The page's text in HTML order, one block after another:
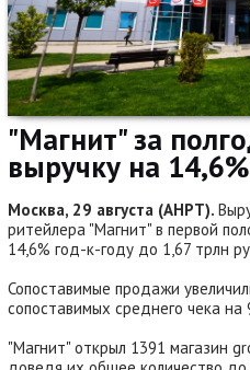
"Магнит" за
выручку на
Москва, 29 августа (АНРТ).
ритейлера "Магнит" в первой
14,6% год-к-году до 1,67 трлн
Сопоставимые продажи
сопоставимых среднего чека
"Магнит" открыл 1391 магазин